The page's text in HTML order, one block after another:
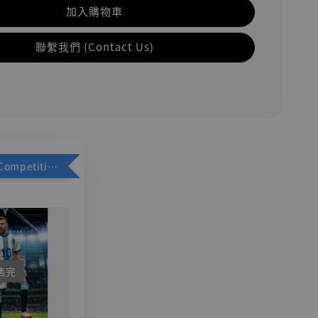
加入購物車
聯繫我們 (Contact Us)
加購優惠【Competitive Toys 梅西 [CM001]】
完